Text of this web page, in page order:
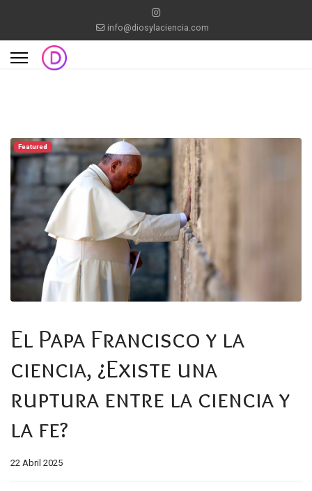
info@diosylaciencia.com
Featured
El Papa Francisco y la
ciencia, ¿Existe una
ruptura entre la ciencia y
la fe?
22 Abril 2025